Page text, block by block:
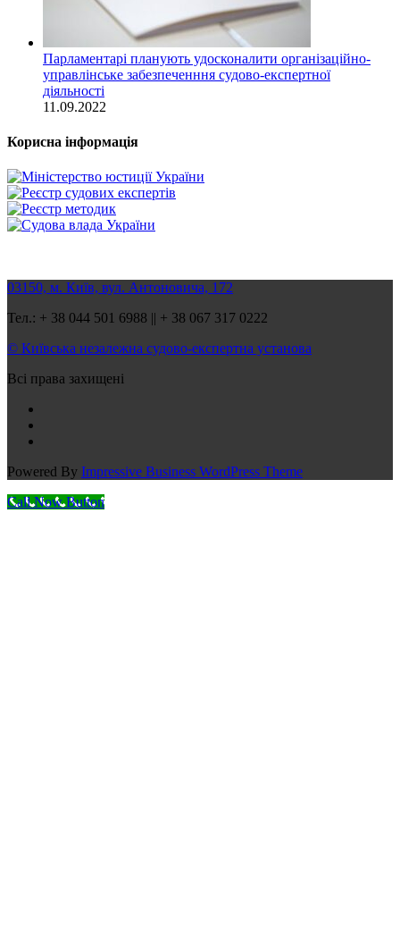
Парламентарі планують удосконалити організаційно-
управлінське забезпеченння судово-експертної
діяльності
11.09.2022
Корисна інформація
03150, м. Київ, вул. Антоновича, 172
Тел.: + 38 044 501 6988 || + 38 067 317 0222
© Київська незалежна судово-експертна установа
Всі права захищені
Powered By Impressive Business WordPress Theme
Call Now Button